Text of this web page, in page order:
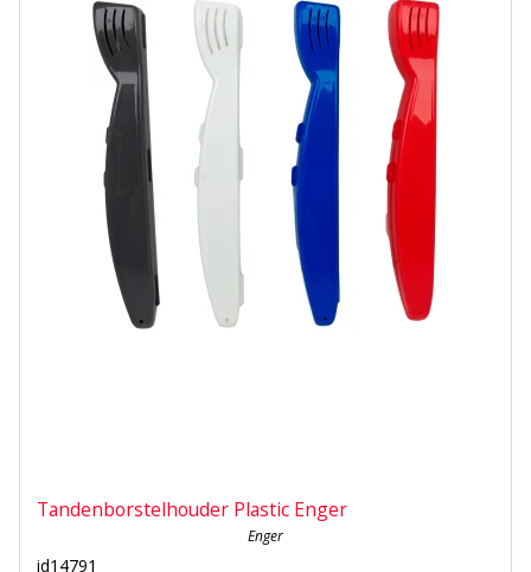
Tandenborstelhouder Plastic Enger
Enger
id14791